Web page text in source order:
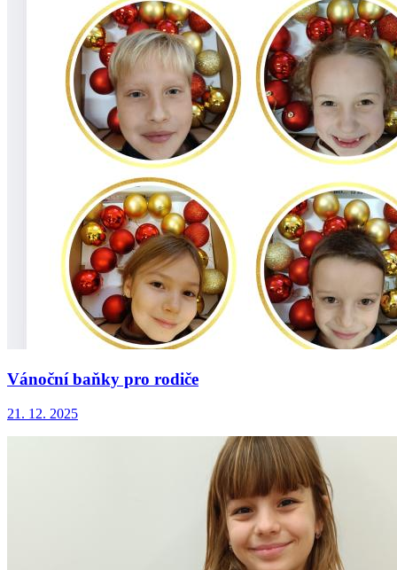
Vánoční baňky pro rodiče
21. 12. 2025